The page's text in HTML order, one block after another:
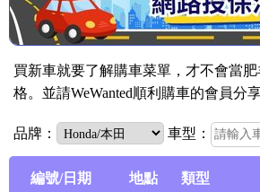
買新車就要了解購車菜單，才不會當
格。並請WeWanted順利購車的會員
品牌： 車型：
編號/日期 地點 類型